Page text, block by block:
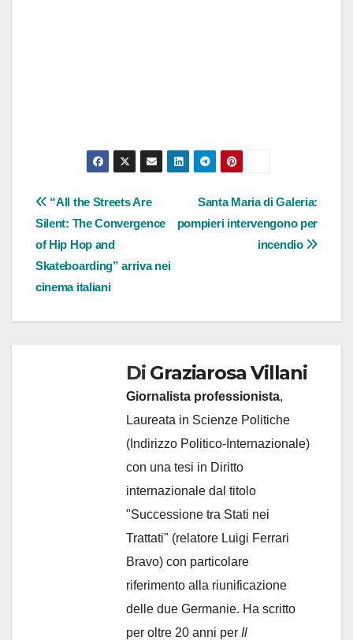
Navigazione
articoli
Santa Maria di Galeria:
pompieri intervengono per
incendio
“All the Streets Are
Silent: The Convergence
of Hip Hop and
Skateboarding” arriva nei
cinema italiani
Di Graziarosa Villani
Giornalista professionista,
Laureata in Scienze Politiche
(Indirizzo Politico-Internazionale)
con una tesi in Diritto
internazionale dal titolo
"Successione tra Stati nei
Trattati" (relatore Luigi Ferrari
Bravo) con particolare
riferimento alla riunificazione
delle due Germanie. Ha scritto
per oltre 20 anni per Il